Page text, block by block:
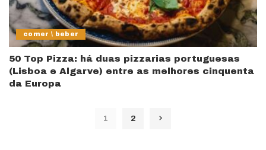
comer \ beber
50 Top Pizza: há duas pizzarias portuguesas
(Lisboa e Algarve) entre as melhores cinquenta
da Europa
1 2